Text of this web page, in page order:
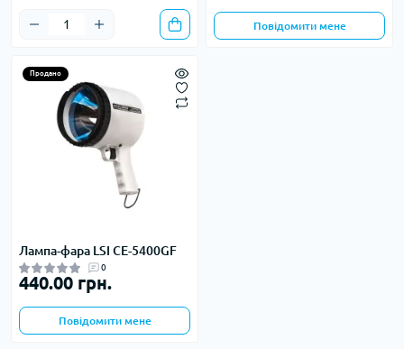
Повідомити мене
Продано
Лампа-фара LSI CE-5400GF
0
440.00 грн.
Повідомити мене